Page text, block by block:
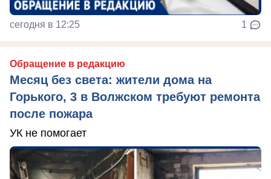
сегодня в 12:25 1
Обращение в редакцию
Месяц без света: жители дома на
Горького, 3 в Волжском требуют ремонта
после пожара
УК не помогает